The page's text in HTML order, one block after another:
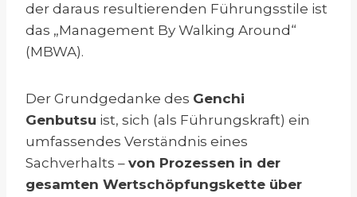
der daraus resultierenden Führungsstile ist
das „Management By Walking Around“
(MBWA).
Der Grundgedanke des Genchi
Genbutsu ist, sich (als Führungskraft) ein
umfassendes Verständnis eines
Sachverhalts – von Prozessen in der
gesamten Wertschöpfungskette über